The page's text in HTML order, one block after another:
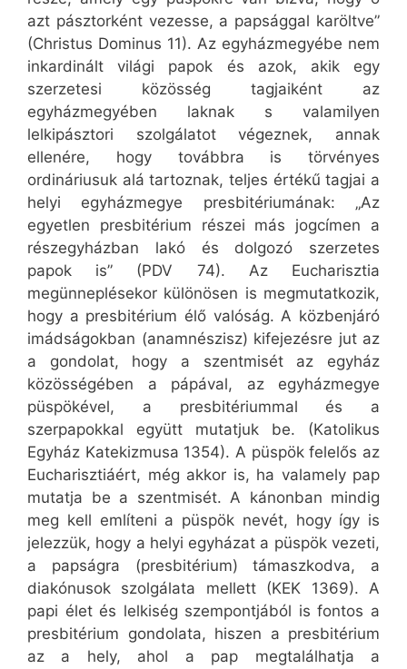
azt pásztorként vezesse, a papsággal karöltve”
(Christus Dominus 11). Az egyházmegyébe nem
inkardinált világi papok és azok, akik egy
szerzetesi közösség tagjaiként az
egyházmegyében laknak s valamilyen
lelkipásztori szolgálatot végeznek, annak
ellenére, hogy továbbra is törvényes
ordináriusuk alá tartoznak, teljes értékű tagjai a
helyi egyházmegye presbitériumának: „Az
egyetlen presbitérium részei más jogcímen a
részegyházban lakó és dolgozó szerzetes
papok is” (PDV 74). Az Eucharisztia
megünneplésekor különösen is megmutatkozik,
hogy a presbitérium élő valóság. A közbenjáró
imádságokban (anamnészisz) kifejezésre jut az
a gondolat, hogy a szentmisét az egyház
közösségében a pápával, az egyházmegye
püspökével, a presbitériummal és a
szerpapokkal együtt mutatjuk be. (Katolikus
Egyház Katekizmusa 1354). A püspök felelős az
Eucharisztiáért, még akkor is, ha valamely pap
mutatja be a szentmisét. A kánonban mindig
meg kell említeni a püspök nevét, hogy így is
jelezzük, hogy a helyi egyházat a püspök vezeti,
a papságra (presbitérium) támaszkodva, a
diakónusok szolgálata mellett (KEK 1369). A
papi élet és lelkiség szempontjából is fontos a
presbitérium gondolata, hiszen a presbitérium
az a hely, ahol a pap megtalálhatja a